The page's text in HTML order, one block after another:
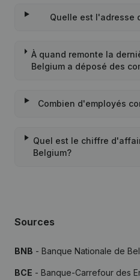
Quelle est l'adresse
À quand remonte la
Belgium a déposé des
Combien d'employés
Quel est le chiffre
Belgium?
Sources
BNB - Banque Nationale de
BCE - Banque-Carrefour des